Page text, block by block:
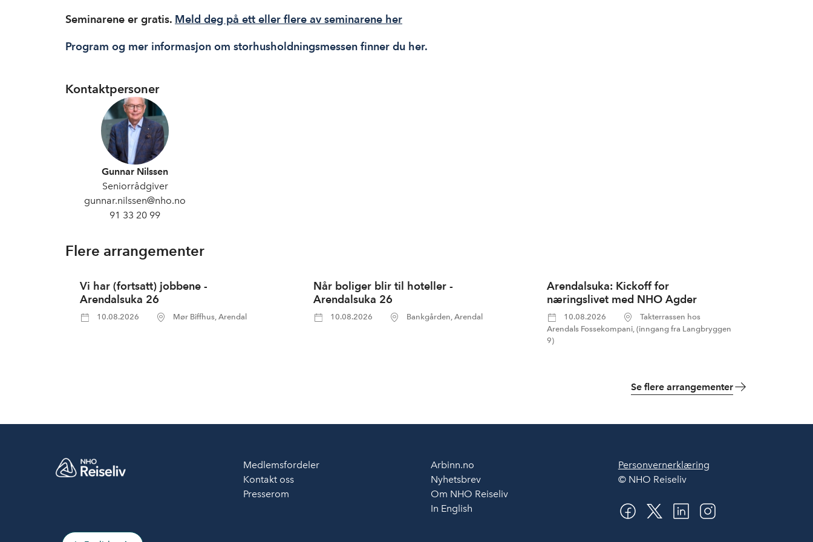
Seminarene er gratis. Meld deg på ett eller flere av seminarene her
Program og mer informasjon om storhusholdningsmessen finner du her.
Kontaktpersoner
Gunnar Nilssen
Seniorrådgiver
gunnar.nilssen@nho.no
91 33 20 99
Flere arrangementer
Vi har (fortsatt) jobbene -
Arendalsuka 26
10.08.2026 Mør Biffhus, Arendal
Når boliger blir til hoteller -
Arendalsuka 26
10.08.2026 Bankgården, Arendal
Arendalsuka: Kickoff for
næringslivet med NHO Agder
10.08.2026
Takterrassen hos
Arendals Fossekompani, (inngang fra Langbryggen
9)
Se flere arrangementer
Medlemsfordeler
Kontakt oss
Presserom
Arbinn.no
Nyhetsbrev
Om NHO Reiseliv
In English
Personvernerklæring
© NHO Reiseliv